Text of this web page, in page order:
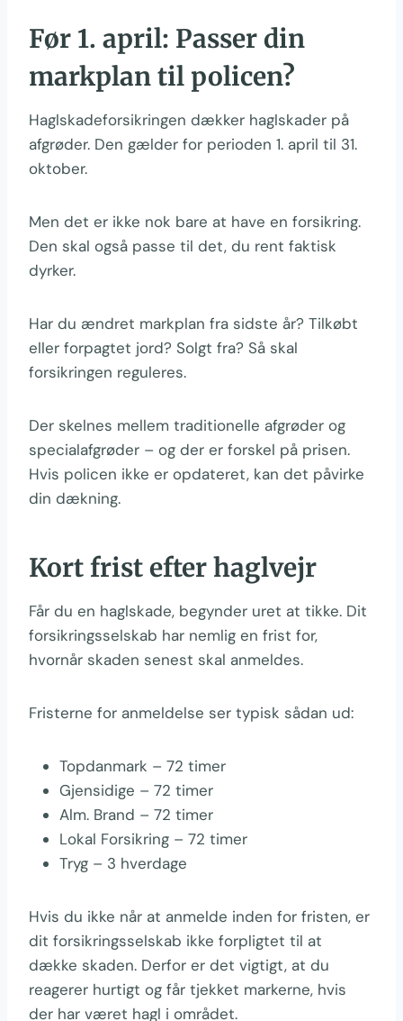
Før 1. april: Passer din
markplan til policen?
Haglskadeforsikringen dækker haglskader på
afgrøder. Den gælder for perioden 1. april til 31.
oktober.
Men det er ikke nok bare at have en forsikring.
Den skal også passe til det, du rent faktisk
dyrker.
Har du ændret markplan fra sidste år? Tilkøbt
eller forpagtet jord? Solgt fra? Så skal
forsikringen reguleres.
Der skelnes mellem traditionelle afgrøder og
specialafgrøder – og der er forskel på prisen.
Hvis policen ikke er opdateret, kan det påvirke
din dækning.
Kort frist efter haglvejr
Får du en haglskade, begynder uret at tikke. Dit
forsikringsselskab har nemlig en frist for,
hvornår skaden senest skal anmeldes.
Fristerne for anmeldelse ser typisk sådan ud:
Topdanmark – 72 timer
Gjensidige – 72 timer
Alm. Brand – 72 timer
Lokal Forsikring – 72 timer
Tryg – 3 hverdage
Hvis du ikke når at anmelde inden for fristen, er
dit forsikringsselskab ikke forpligtet til at
dække skaden. Derfor er det vigtigt, at du
reagerer hurtigt og får tjekket markerne, hvis
der har været hagl i området.